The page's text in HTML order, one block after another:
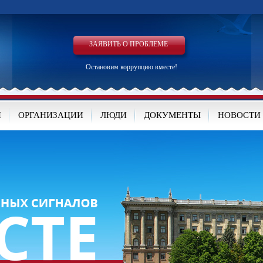
ЗАЯВИТЬ О ПРОБЛЕМЕ
Остановим коррупцию вместе!
ОРГАНИЗАЦИИ ЛЮДИ ДОКУМЕНТЫ НОВОСТИ